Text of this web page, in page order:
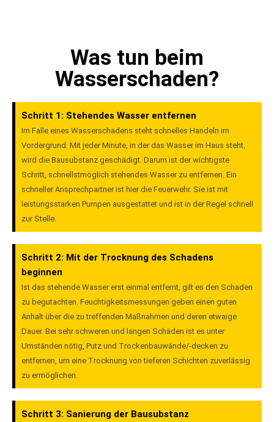
Was tun beim
Wasserschaden?
Schritt 1: Stehendes Wasser entfernen
Im Falle eines Wasserschadens steht schnelles Handeln im
Vordergrund. Mit jeder Minute, in der das Wasser im Haus steht,
wird die Bausubstanz geschädigt. Darum ist der wichtigste
Schritt, schnellstmöglich stehendes Wasser zu entfernen. Ein
schneller Ansprechpartner ist hier die Feuerwehr. Sie ist mit
leistungsstarken Pumpen ausgestattet und ist in der Regel schnell
zur Stelle.
Schritt 2: Mit der Trocknung des Schadens
beginnen
Ist das stehende Wasser erst einmal entfernt, gilt es den Schaden
zu begutachten. Feuchtigkeitsmessungen geben einen guten
Anhalt über die zu treffenden Maßnahmen und deren etwaige
Dauer. Bei sehr schweren und langen Schäden ist es unter
Umständen nötig, Putz und Trockenbauwände/-decken zu
entfernen, um eine Trocknung von tieferen Schichten zuverlässig
zu ermöglichen.
Schritt 3: Sanierung der Bausubstanz